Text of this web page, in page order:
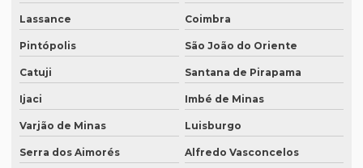
Revisão de textos em coreano
Revisão de textos em espanhol
Revisão de textos em inglês
Revisão de textos em japonês
Revisão de textos jurídicos
Lassance Coimbra
Pintópolis São João do Oriente
Catuji Santana de Pirapama
Ijaci Imbé de Minas
Varjão de Minas Luisburgo
Serra dos Aimorés Alfredo Vasconcelos